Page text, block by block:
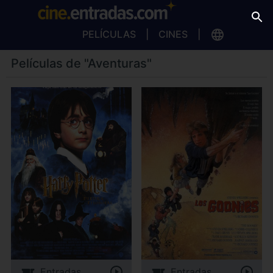
PELÍCULAS CINES
Películas de "Aventuras"